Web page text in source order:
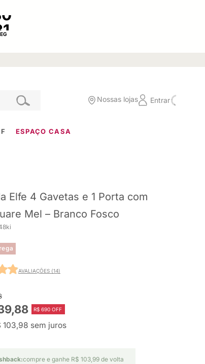
Nossas lojas Entrar
ESPAÇO CASA
Elfe 4 Gavetas e 1 Porta com
Mel – Branco Fosco
AVALIAÇÕES (14)
R$ 690 OFF
103,98 sem juros
compre e ganhe R$ 103,99 de volta